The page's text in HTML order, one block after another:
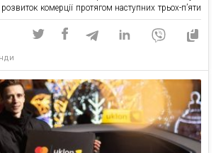
комерції протягом наступних трьох-п’яти
рішення у цих сферах зроблять технології більш
інтерактивними та інтегрованими у
матиме своє […]